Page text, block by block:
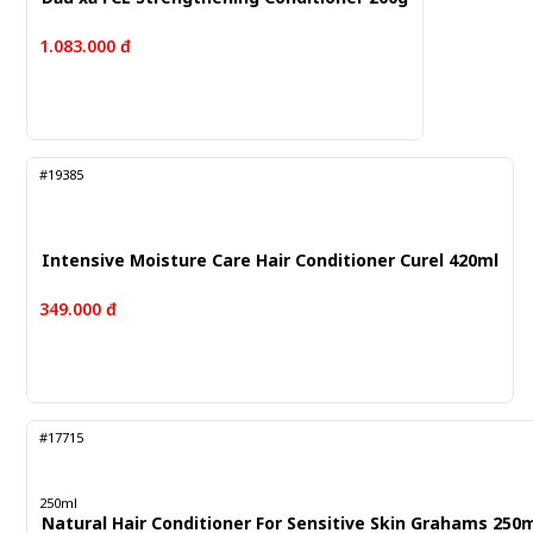
1.083.000 đ
#19385
Intensive Moisture Care Hair Conditioner Curel 420ml
349.000 đ
#17715
250ml
Natural Hair Conditioner For Sensitive Skin Grahams